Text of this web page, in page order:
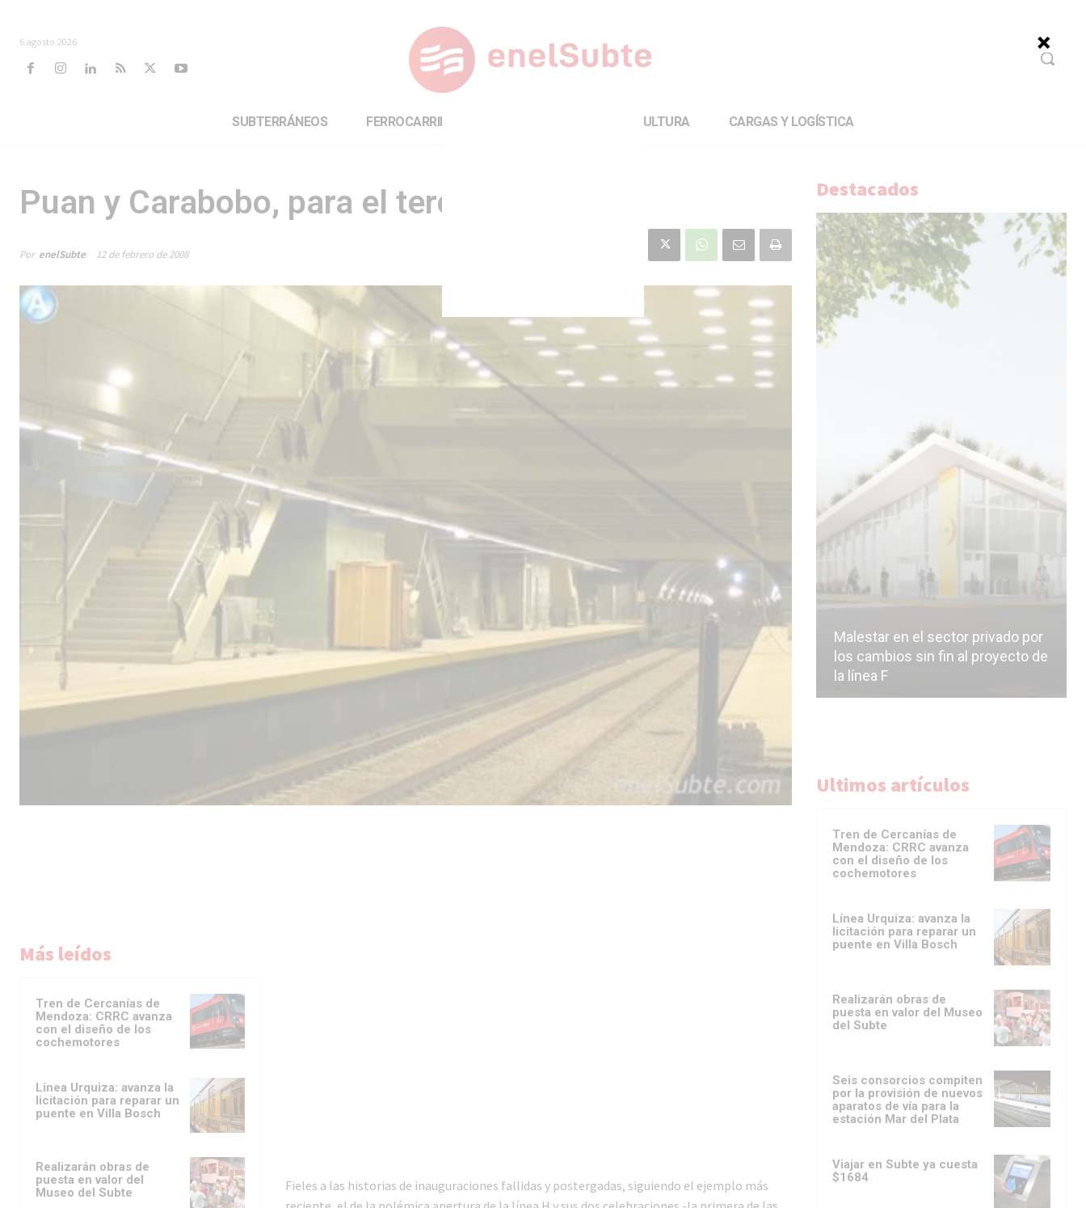
6 agosto 2026
SUBTERRÁNEOS FERROCARRILES CULTURA CARGAS Y LOGÍSTICA
Puan y Carabobo, para el tercer trimestre
Por enelSubte 12 de febrero de 2008
Más leídos
Tren de Cercanías de
Mendoza: CRRC avanza
con el diseño de los
cochemotores
Línea Urquiza: avanza la
licitación para reparar un
puente en Villa Bosch
Realizarán obras de
puesta en valor del
Museo del Subte
Fieles a las historias de inauguraciones fallidas y postergadas, siguiendo el ejemplo más
Destacados
Malestar en el sector privado por
los cambios sin fin al proyecto de
la línea F
Ultimos artículos
Tren de Cercanías de
Mendoza: CRRC avanza
con el diseño de los
cochemotores
Línea Urquiza: avanza la
licitación para reparar un
puente en Villa Bosch
Realizarán obras de
puesta en valor del Museo
del Subte
Seis consorcios compiten
por la provisión de nuevos
aparatos de vía para la
estación Mar del Plata
Viajar en Subte ya cuesta
$1684